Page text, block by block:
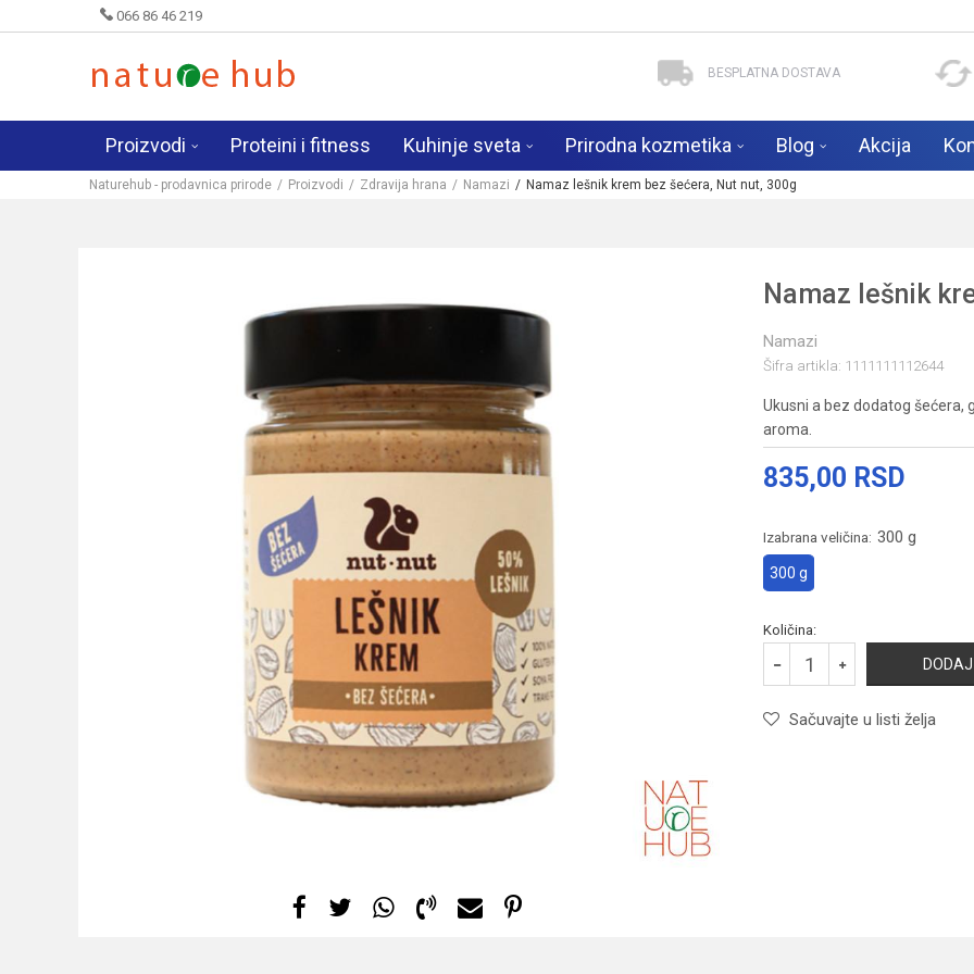
066 86 46 219
BESPLATNA DOSTAVA
Proizvodi Proteini i fitness Kuhinje sveta Prirodna kozmetika Blog Akcija
Naturehub - prodavnica prirode Proizvodi Zdravija hrana Namazi Namaz lešnik krem bez šećera, Nut nut, 300g
Namaz lešnik
Namazi
Šifra artikla: 1111111112644
Ukusni a bez dodatog šećera,
aroma.
835,00 RSD
Izabrana veličina: 300 g
300 g
Količina:
Sačuvajte u listi želja